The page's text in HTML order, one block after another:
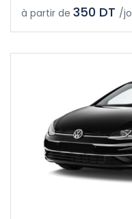
à partir de 350 DT /